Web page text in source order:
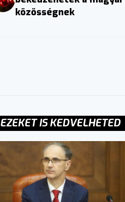
közösségnek
EZEKET IS KEDVELHETED